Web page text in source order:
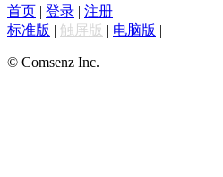
首页 | 登录 | 注册
标准版 | 触屏版 | 电脑版 |
© Comsenz Inc.